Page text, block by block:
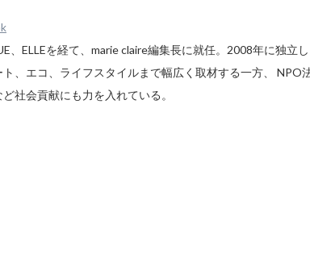
、ELLEを経て、marie claire編集長に就任。2008年に独立
、エコ、ライフスタイルまで幅広く取材する一方、 NPO
社会貢献にも力を入れている。